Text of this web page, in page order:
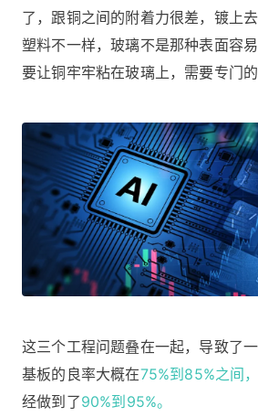
了，跟铜之间的附着力很差，镀上
塑料不一样，玻璃不是那种表面容易
要让铜牢牢粘在玻璃上，需要专门的
这三个工程问题叠在一起，导致了
基板的良率大概在75%到85%之间，
经做到了90%到95%。